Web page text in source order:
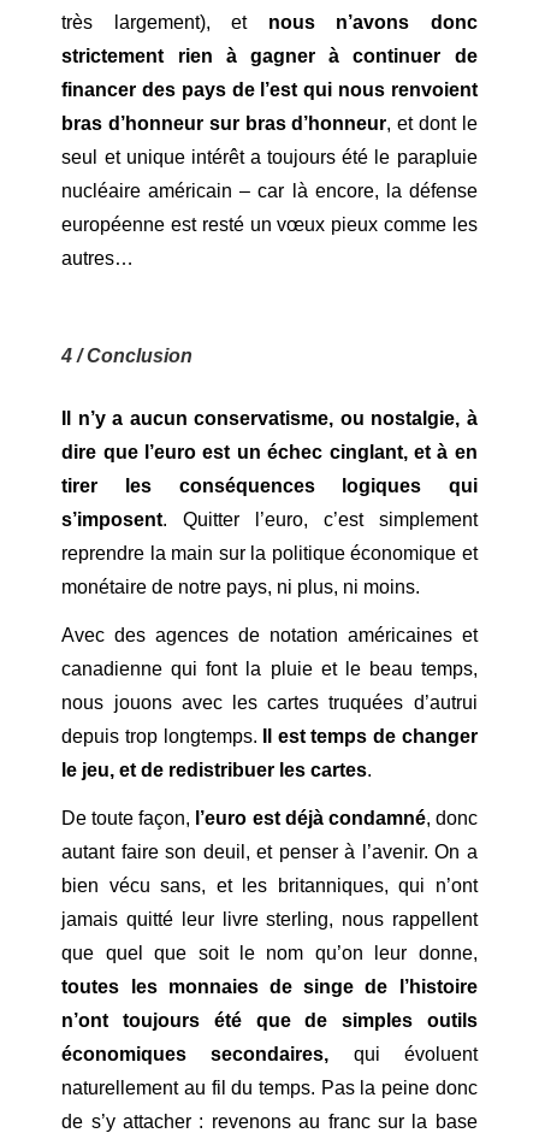
très largement), et nous n’avons donc
strictement rien à gagner à continuer de
financer des pays de l’est qui nous renvoient
bras d’honneur sur bras d’honneur, et dont le
seul et unique intérêt a toujours été le parapluie
nucléaire américain – car là encore, la défense
européenne est resté un vœux pieux comme les
autres…
4 / Conclusion
Il n’y a aucun conservatisme, ou nostalgie, à
dire que l’euro est un échec cinglant, et à en
tirer les conséquences logiques qui
s’imposent. Quitter l’euro, c’est simplement
reprendre la main sur la politique économique et
monétaire de notre pays, ni plus, ni moins.
Avec des agences de notation américaines et
canadienne qui font la pluie et le beau temps,
nous jouons avec les cartes truquées d’autrui
depuis trop longtemps. Il est temps de changer
le jeu, et de redistribuer les cartes.
De toute façon, l’euro est déjà condamné, donc
autant faire son deuil, et penser à l’avenir. On a
bien vécu sans, et les britanniques, qui n’ont
jamais quitté leur livre sterling, nous rappellent
que quel que soit le nom qu’on leur donne,
toutes les monnaies de singe de l’histoire
n’ont toujours été que de simples outils
économiques secondaires, qui évoluent
naturellement au fil du temps. Pas la peine donc
de s’y attacher : revenons au franc sur la base